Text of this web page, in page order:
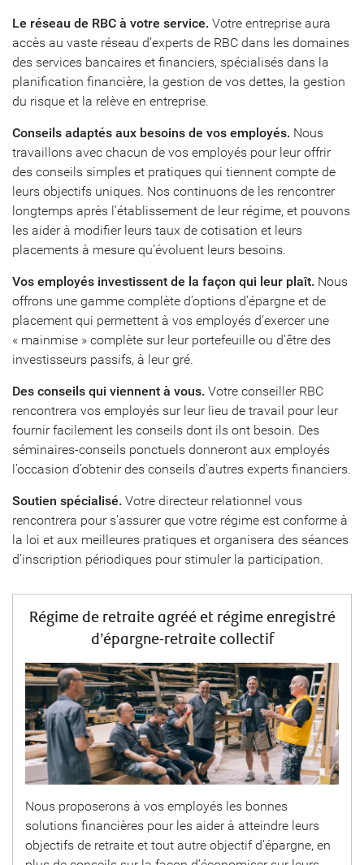
Le réseau de RBC à votre service. Votre entreprise aura
accès au vaste réseau d’experts de RBC dans les domaines
des services bancaires et financiers, spécialisés dans la
planification financière, la gestion de vos dettes, la gestion
du risque et la relève en entreprise.
Conseils adaptés aux besoins de vos employés. Nous
travaillons avec chacun de vos employés pour leur offrir
des conseils simples et pratiques qui tiennent compte de
leurs objectifs uniques. Nos continuons de les rencontrer
longtemps après l’établissement de leur régime, et pouvons
les aider à modifier leurs taux de cotisation et leurs
placements à mesure qu’évoluent leurs besoins.
Vos employés investissent de la façon qui leur plaît. Nous
offrons une gamme complète d’options d’épargne et de
placement qui permettent à vos employés d’exercer une
« mainmise » complète sur leur portefeuille ou d’être des
investisseurs passifs, à leur gré.
Des conseils qui viennent à vous. Votre conseiller RBC
rencontrera vos employés sur leur lieu de travail pour leur
fournir facilement les conseils dont ils ont besoin. Des
séminaires-conseils ponctuels donneront aux employés
l’occasion d’obtenir des conseils d’autres experts financiers.
Soutien spécialisé. Votre directeur relationnel vous
rencontrera pour s’assurer que votre régime est conforme à
la loi et aux meilleures pratiques et organisera des séances
d’inscription périodiques pour stimuler la participation.
Régime de retraite agréé et régime enregistré
d’épargne-retraite collectif
Nous proposerons à vos employés les bonnes
solutions financières pour les aider à atteindre leurs
objectifs de retraite et tout autre objectif d’épargne, en